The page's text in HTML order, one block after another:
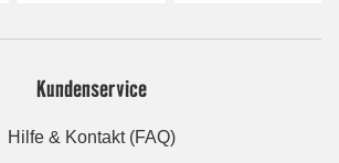
Kundenservice
Hilfe & Kontakt (FAQ)